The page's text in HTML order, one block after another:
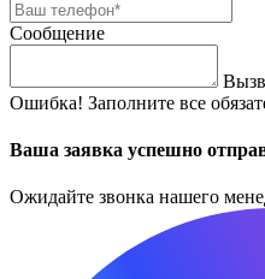
Сообщение
Ошибка! Заполните все
Ваша заявка успешно
Ожидайте звонка нашего